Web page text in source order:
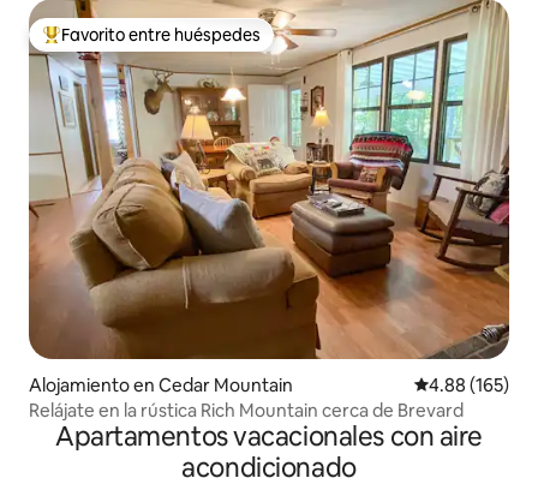
Favorito entre huéspedes preferido
Favorito entre huéspedes
Alojamiento en Cedar Mountain Calificación
4.88 (165)
Relájate en la rústica Rich Mountain cerca de Brevard
Apartamentos vacacionales con aire
acondicionado